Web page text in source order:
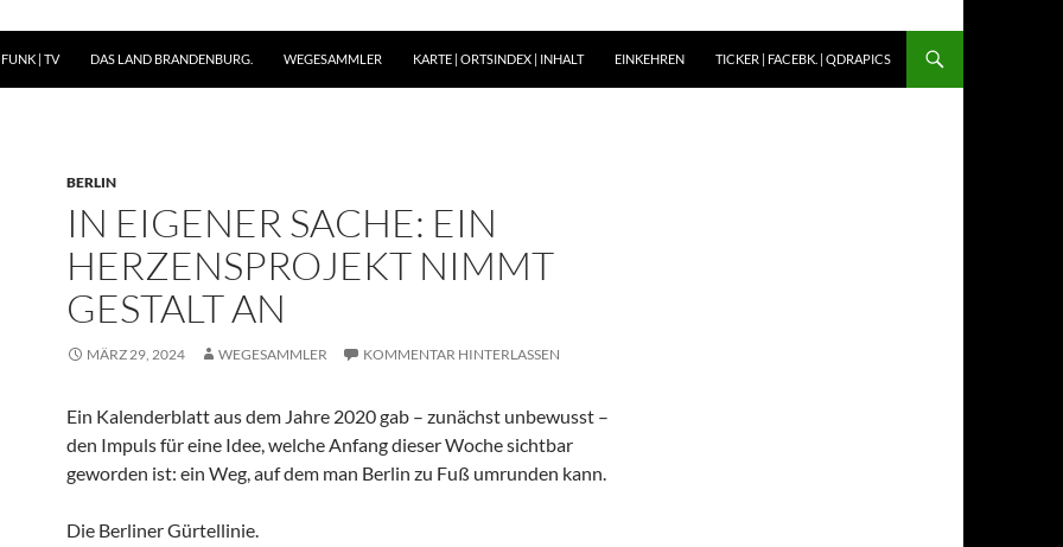
| TV DAS LAND BRANDENBURG. WEGESAMMLER KARTE | ORTSINDEX | INHALT EINKEHREN TICKER | FACEBK. | QDRAPICS
BERLIN
IN EIGENER SACHE: EIN
HERZENSPROJEKT NIMMT
GESTALT AN
MÄRZ 29, 2024 WEGESAMMLER KOMMENTAR HINTERLASSEN
Ein Kalenderblatt aus dem Jahre 2020 gab – zunächst unbewusst –
den Impuls für eine Idee, welche Anfang dieser Woche sichtbar
geworden ist: ein Weg, auf dem man Berlin zu Fuß umrunden kann.
Die Berliner Gürtellinie.